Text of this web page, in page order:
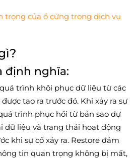
trọng của ổ cứng trong dịch vụ
định nghĩa:
trình khôi phục dữ liệu từ các
tạo ra trước đó. Khi xảy ra sự
trình phục hồi từ bản sao dự
dữ liệu và trạng thái hoạt động
khi sự cố xảy ra. Restore đảm
tin quan trọng không bị mất,